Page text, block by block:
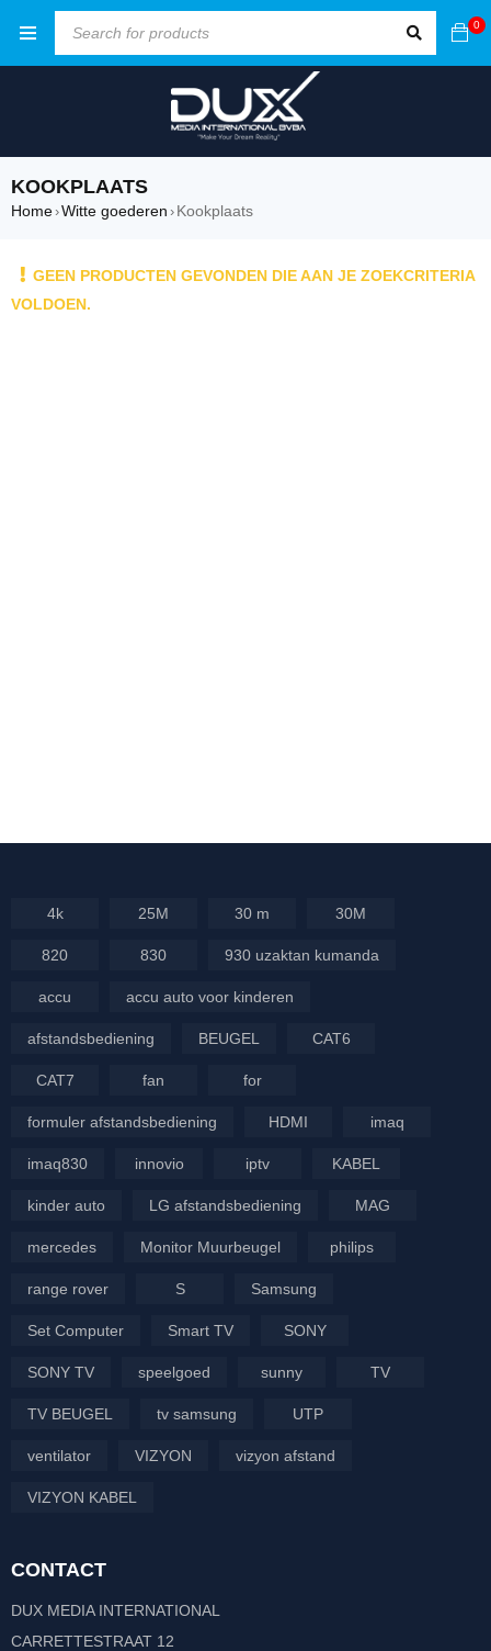
0
KOOKPLAATS
Home›Witte goederen › Kookplaats
GEEN PRODUCTEN GEVONDEN DIE AAN JE ZOEKCRITERIA
VOLDOEN.
4k 25M 30 m 30M
820 830 930 uzaktan kumanda
accu accu auto voor kinderen
afstandsbediening BEUGEL CAT6
CAT7 fan for
formuler afstandsbediening HDMI imaq
imaq830 innovio iptv KABEL
kinder auto LG afstandsbediening MAG
mercedes Monitor Muurbeugel philips
range rover S Samsung
Set Computer Smart TV SONY
SONY TV speelgoed sunny TV
TV BEUGEL tv samsung UTP
ventilator VIZYON vizyon afstand
VIZYON KABEL
CONTACT
DUX MEDIA INTERNATIONAL
CARRETTESTRAAT 12